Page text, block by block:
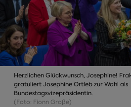
Herzlichen Glückwunsch, Josephine!
gratuliert Josephine Ortleb zur Wahl als
Bundestagsvizepräsidentin.
(Foto: Fionn Große)